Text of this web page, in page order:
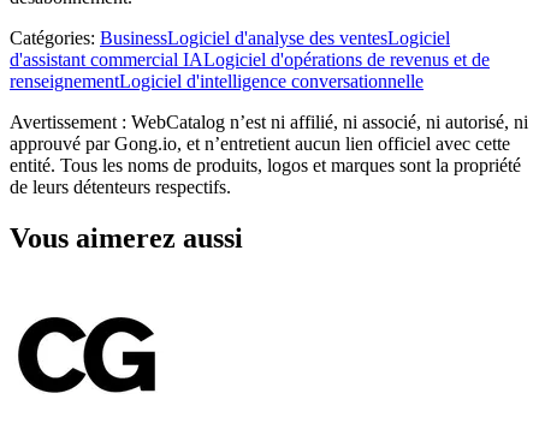
Catégories: BusinessLogiciel d'analyse des ventesLogiciel
d'assistant commercial IALogiciel d'opérations de revenus et de
renseignementLogiciel d'intelligence conversationnelle
Avertissement : WebCatalog n’est ni affilié, ni associé, ni autorisé, ni
approuvé par Gong.io, et n’entretient aucun lien officiel avec cette
entité. Tous les noms de produits, logos et marques sont la propriété
de leurs détenteurs respectifs.
Vous aimerez aussi